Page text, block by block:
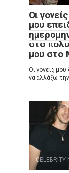
Οι
μου
στο
μου στο
Οι γονείς
να αλλάξω
CELEBRITY